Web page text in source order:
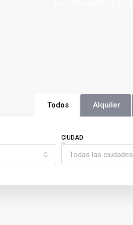
Todos Alquiler
CIUDAD
Todas las ciudades